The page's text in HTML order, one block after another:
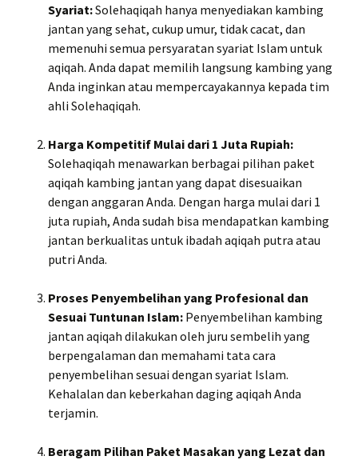
Syariat:Solehaqiqah hanya menyediakan kambing
jantan yang sehat, cukup umur, tidak cacat, dan
memenuhi semua persyaratan syariat Islam untuk
aqiqah. Anda dapat memilih langsung kambing yang
Anda inginkan atau mempercayakannya kepada tim
ahli Solehaqiqah.
Harga Kompetitif Mulai dari 1 Juta Rupiah:
Solehaqiqah menawarkan berbagai pilihan paket
aqiqah kambing jantan yang dapat disesuaikan
dengan anggaran Anda. Dengan harga mulai dari 1
juta rupiah, Anda sudah bisa mendapatkan kambing
jantan berkualitas untuk ibadah aqiqah putra atau
putri Anda.
Proses Penyembelihan yang Profesional dan
Sesuai Tuntunan Islam: Penyembelihan kambing
jantan aqiqah dilakukan oleh juru sembelih yang
berpengalaman dan memahami tata cara
penyembelihan sesuai dengan syariat Islam.
Kehalalan dan keberkahan daging aqiqah Anda
terjamin.
Beragam Pilihan Paket Masakan yang Lezat dan